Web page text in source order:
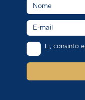
Li, consinto